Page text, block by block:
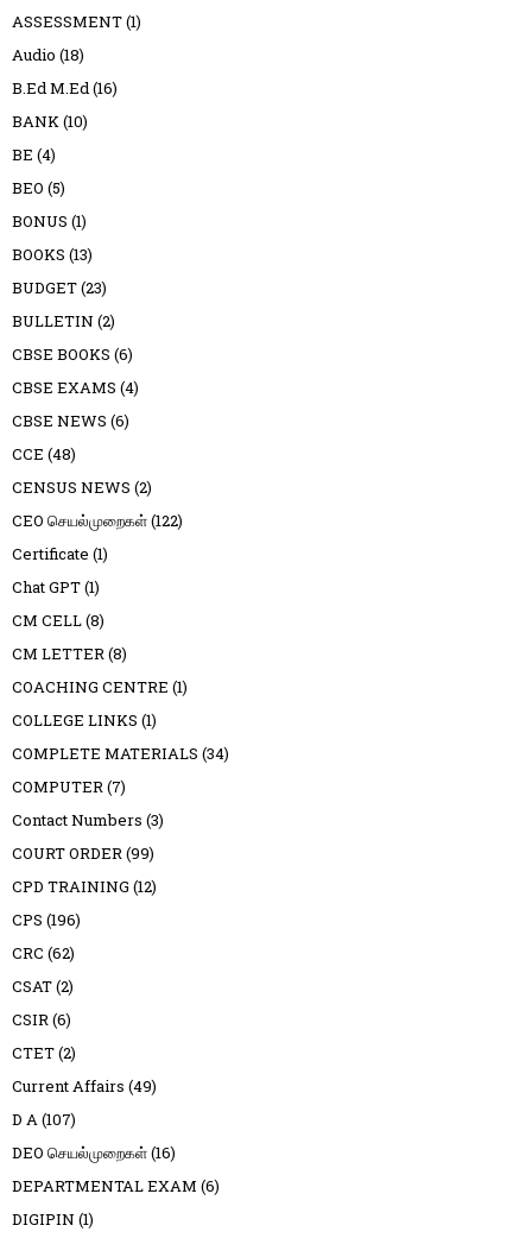
ASSESSMENT(1)
Audio (18)
B.Ed M.Ed(16)
BANK(10)
BE (4)
BEO (5)
BONUS (1)
BOOKS (13)
BUDGET(23)
BULLETIN (2)
CBSE BOOKS (6)
CBSE EXAMS (4)
CBSE NEWS (6)
CCE (48)
CENSUS NEWS (2)
CEO செயல்முறைகள்(122)
Certificate (1)
Chat GPT(1)
CM CELL(8)
CM LETTER(8)
COACHING CENTRE (1)
COLLEGE LINKS (1)
COMPLETE MATERIALS (34)
COMPUTER(7)
Contact Numbers (3)
COURT ORDER(99)
CPD TRAINING (12)
CPS (196)
CRC (62)
CSAT(2)
CSIR(6)
CTET(2)
Current Affairs (49)
D A(107)
DEO செயல்முறைகள்(16)
DEPARTMENTAL EXAM (6)
DIGIPIN (1)